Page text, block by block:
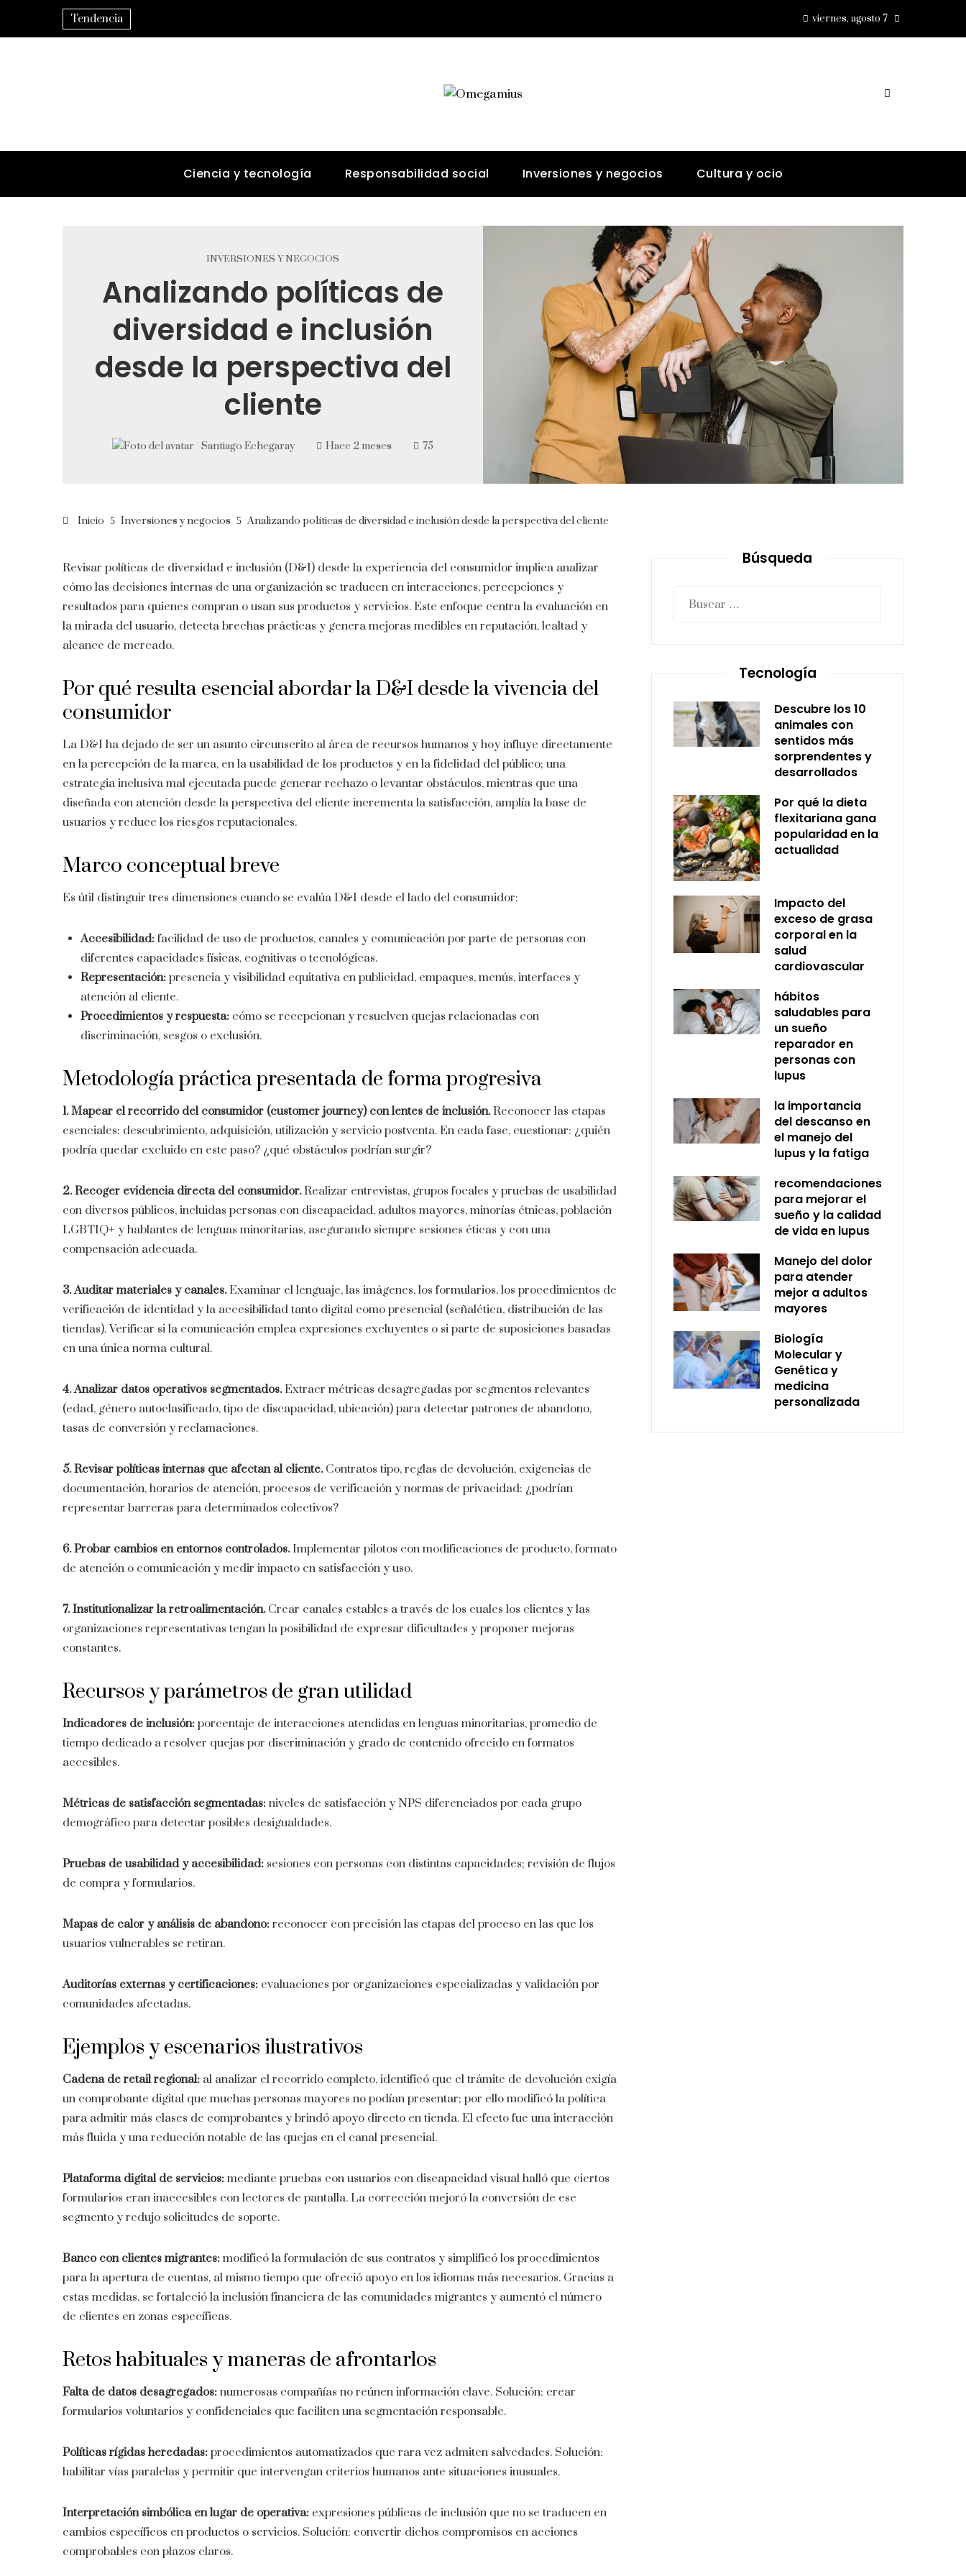
Tendencia viernes, agosto 7
Ciencia y tecnología Responsabilidad social Inversiones y negocios Cultura y ocio
INVERSIONES Y NEGOCIOS
Analizando políticas de
diversidad e inclusión
desde la perspectiva del
cliente
Santiago Echegaray Hace 2 meses 75
Inicio Inversiones y negocios Analizando políticas de diversidad e inclusión desde la perspectiva del cliente
Revisar políticas de diversidad e inclusión (D&I) desde la experiencia del consumidor implica analizar
cómo las decisiones internas de una organización se traducen en interacciones, percepciones y
resultados para quienes compran o usan sus productos y servicios. Este enfoque centra la evaluación en
la mirada del usuario, detecta brechas prácticas y genera mejoras medibles en reputación, lealtad y
alcance de mercado.
Por qué resulta esencial abordar la D&I desde la vivencia del
consumidor
La D&I ha dejado de ser un asunto circunscrito al área de recursos humanos y hoy influye directamente
en la percepción de la marca, en la usabilidad de los productos y en la fidelidad del público; una
estrategia inclusiva mal ejecutada puede generar rechazo o levantar obstáculos, mientras que una
diseñada con atención desde la perspectiva del cliente incrementa la satisfacción, amplía la base de
usuarios y reduce los riesgos reputacionales.
Marco conceptual breve
Es útil distinguir tres dimensiones cuando se evalúa D&I desde el lado del consumidor:
Accesibilidad: facilidad de uso de productos, canales y comunicación por parte de personas con
diferentes capacidades físicas, cognitivas o tecnológicas.
Representación: presencia y visibilidad equitativa en publicidad, empaques, menús, interfaces y
atención al cliente.
Procedimientos y respuesta: cómo se recepcionan y resuelven quejas relacionadas con
discriminación, sesgos o exclusión.
Metodología práctica presentada de forma progresiva
1. Mapear el recorrido del consumidor (customer journey) con lentes de inclusión.Reconocer las etapas
esenciales: descubrimiento, adquisición, utilización y servicio postventa. En cada fase, cuestionar: ¿quién
podría quedar excluido en este paso? ¿qué obstáculos podrían surgir?
2. Recoger evidencia directa del consumidor.Realizar entrevistas, grupos focales y pruebas de usabilidad
con diversos públicos, incluidas personas con discapacidad, adultos mayores, minorías étnicas, población
LGBTIQ+ y hablantes de lenguas minoritarias, asegurando siempre sesiones éticas y con una
compensación adecuada.
3. Auditar materiales y canales.Examinar el lenguaje, las imágenes, los formularios, los procedimientos de
verificación de identidad y la accesibilidad tanto digital como presencial (señalética, distribución de las
tiendas). Verificar si la comunicación emplea expresiones excluyentes o si parte de suposiciones basadas
en una única norma cultural.
4. Analizar datos operativos segmentados.Extraer métricas desagregadas por segmentos relevantes
(edad, género autoclasificado, tipo de discapacidad, ubicación) para detectar patrones de abandono,
tasas de conversión y reclamaciones.
5. Revisar políticas internas que afectan al cliente.Contratos tipo, reglas de devolución, exigencias de
documentación, horarios de atención, procesos de verificación y normas de privacidad: ¿podrían
representar barreras para determinados colectivos?
6. Probar cambios en entornos controlados.Implementar pilotos con modificaciones de producto, formato
de atención o comunicación y medir impacto en satisfacción y uso.
7. Institutionalizar la retroalimentación.Crear canales estables a través de los cuales los clientes y las
organizaciones representativas tengan la posibilidad de expresar dificultades y proponer mejoras
constantes.
Recursos y parámetros de gran utilidad
Indicadores de inclusión: porcentaje de interacciones atendidas en lenguas minoritarias, promedio de
tiempo dedicado a resolver quejas por discriminación y grado de contenido ofrecido en formatos
accesibles.
Métricas de satisfacción segmentadas: niveles de satisfacción y NPS diferenciados por cada grupo
demográfico para detectar posibles desigualdades.
Pruebas de usabilidad y accesibilidad: sesiones con personas con distintas capacidades; revisión de flujos
de compra y formularios.
Mapas de calor y análisis de abandono: reconocer con precisión las etapas del proceso en las que los
usuarios vulnerables se retiran.
Auditorías externas y certificaciones: evaluaciones por organizaciones especializadas y validación por
comunidades afectadas.
Ejemplos y escenarios ilustrativos
Cadena de retail regional: al analizar el recorrido completo, identificó que el trámite de devolución exigía
un comprobante digital que muchas personas mayores no podían presentar; por ello modificó la política
para admitir más clases de comprobantes y brindó apoyo directo en tienda. El efecto fue una interacción
más fluida y una reducción notable de las quejas en el canal presencial.
Plataforma digital de servicios: mediante pruebas con usuarios con discapacidad visual halló que ciertos
formularios eran inaccesibles con lectores de pantalla. La corrección mejoró la conversión de ese
segmento y redujo solicitudes de soporte.
Banco con clientes migrantes: modificó la formulación de sus contratos y simplificó los procedimientos
para la apertura de cuentas, al mismo tiempo que ofreció apoyo en los idiomas más necesarios. Gracias a
estas medidas, se fortaleció la inclusión financiera de las comunidades migrantes y aumentó el número
de clientes en zonas específicas.
Retos habituales y maneras de afrontarlos
Falta de datos desagregados: numerosas compañías no reúnen información clave. Solución: crear
formularios voluntarios y confidenciales que faciliten una segmentación responsable.
Políticas rígidas heredadas: procedimientos automatizados que rara vez admiten salvedades. Solución:
habilitar vías paralelas y permitir que intervengan criterios humanos ante situaciones inusuales.
Interpretación simbólica en lugar de operativa: expresiones públicas de inclusión que no se traducen en
cambios específicos en productos o servicios. Solución: convertir dichos compromisos en acciones
comprobables con plazos claros.
Búsqueda
Tecnología
Descubre los 10
animales con
sentidos más
sorprendentes y
desarrollados
Por qué la dieta
flexitariana gana
popularidad en la
actualidad
Impacto del
exceso de grasa
corporal en la
salud
cardiovascular
hábitos
saludables para
un sueño
reparador en
personas con
lupus
la importancia
del descanso en
el manejo del
lupus y la fatiga
recomendaciones
para mejorar el
sueño y la calidad
de vida en lupus
Manejo del dolor
para atender
mejor a adultos
mayores
Biología
Molecular y
Genética y
medicina
personalizada